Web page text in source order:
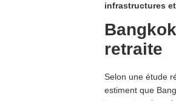
infrastructures
retraite
Selon une étude
estiment que